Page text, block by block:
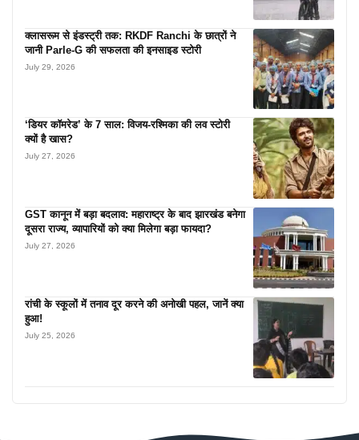
क्लासरूम से इंडस्ट्री तक: RKDF Ranchi के छात्रों ने
जानी Parle-G की सफलता की इनसाइड स्टोरी
July 29, 2026
‘डियर कॉमरेड’ के 7 साल: विजय-रश्मिका की लव स्टोरी
क्यों है खास?
July 27, 2026
GST कानून में बड़ा बदलाव: महाराष्ट्र के बाद झारखंड बनेगा
दूसरा राज्य, व्यापारियों को क्या मिलेगा बड़ा फायदा?
July 27, 2026
रांची के स्कूलों में तनाव दूर करने की अनोखी पहल, जानें क्या
हुआ!
July 25, 2026